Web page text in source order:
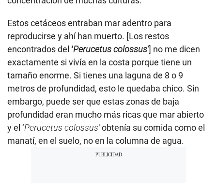
Estos cetáceos entraban mar adentro para
reproducirse y ahí han muerto. [Los restos
encontrados del ‘Perucetus colossus’] no me dicen
exactamente si vivía en la costa porque tiene un
tamaño enorme. Si tienes una laguna de 8 o 9
metros de profundidad, esto le quedaba chico. Sin
embargo, puede ser que estas zonas de baja
profundidad eran mucho más ricas que mar abierto
y el ‘Perucetus colossus’obtenía su comida como el
manatí, en el suelo, no en la columna de agua.